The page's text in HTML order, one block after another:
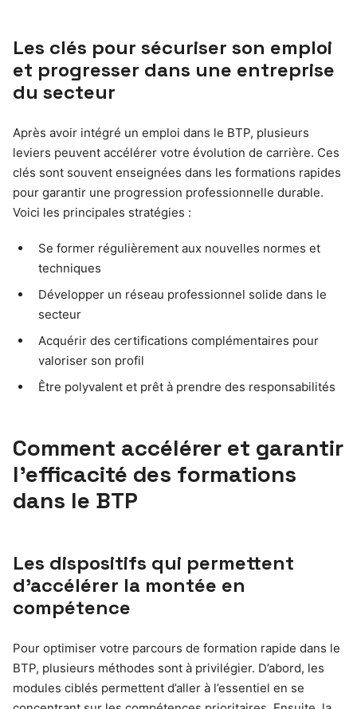
Les clés pour sécuriser son emploi
et progresser dans une entreprise
du secteur
Après avoir intégré un emploi dans le BTP, plusieurs
leviers peuvent accélérer votre évolution de carrière. Ces
clés sont souvent enseignées dans les formations rapides
pour garantir une progression professionnelle durable.
Voici les principales stratégies :
Se former régulièrement aux nouvelles normes et
techniques
Développer un réseau professionnel solide dans le
secteur
Acquérir des certifications complémentaires pour
valoriser son profil
Être polyvalent et prêt à prendre des responsabilités
Comment accélérer et garantir
l’efficacité des formations
dans le BTP
Les dispositifs qui permettent
d’accélérer la montée en
compétence
Pour optimiser votre parcours de formation rapide dans le
BTP, plusieurs méthodes sont à privilégier. D’abord, les
modules ciblés permettent d’aller à l’essentiel en se